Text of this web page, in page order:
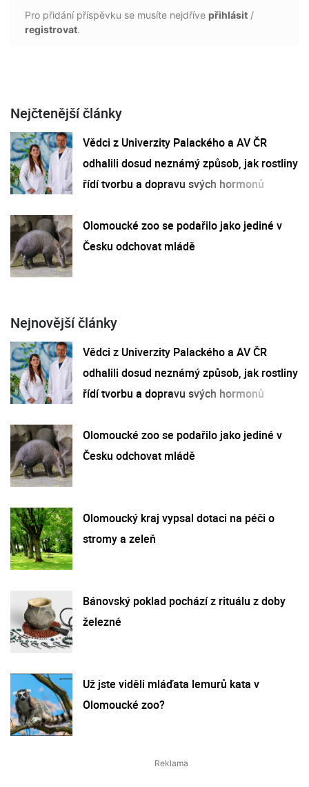
Pro přidání příspěvku se musíte nejdříve přihlásit /
registrovat.
Nejčtenější články
Vědci z Univerzity Palackého a AV ČR
odhalili dosud neznámý způsob, jak rostliny
řídí tvorbu a dopravu svých hormonů
Olomoucké zoo se podařilo jako jediné v
Česku odchovat mládě
Nejnovější články
Vědci z Univerzity Palackého a AV ČR
odhalili dosud neznámý způsob, jak rostliny
řídí tvorbu a dopravu svých hormonů
Olomoucké zoo se podařilo jako jediné v
Česku odchovat mládě
Olomoucký kraj vypsal dotaci na péči o
stromy a zeleň
Bánovský poklad pochází z rituálu z doby
železné
Už jste viděli mláďata lemurů kata v
Olomoucké zoo?